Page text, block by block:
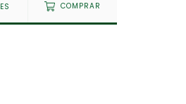
COMPRAR